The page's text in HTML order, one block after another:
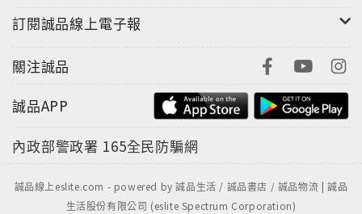
訂閱誠品線上電子報
關注誠品
誠品APP
內政部警政署 165全民防騙網
誠品線上eslite.com - powered by 誠品生活 / 誠品書店 / 誠品物流 | 誠品
生活股份有限公司 (eslite Spectrum Corporation)